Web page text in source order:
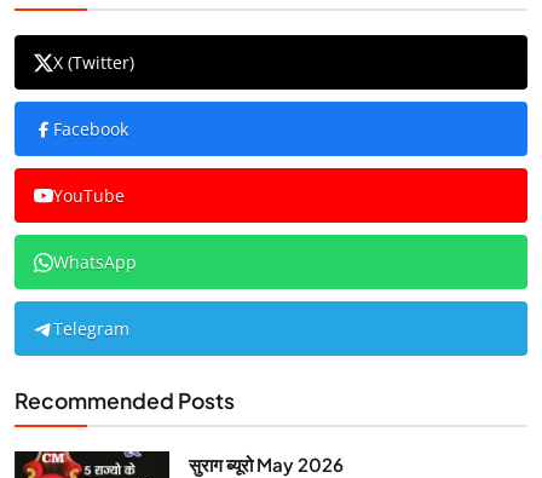
X (Twitter)
Facebook
YouTube
WhatsApp
Telegram
Recommended Posts
सुराग ब्यूरो May 2026